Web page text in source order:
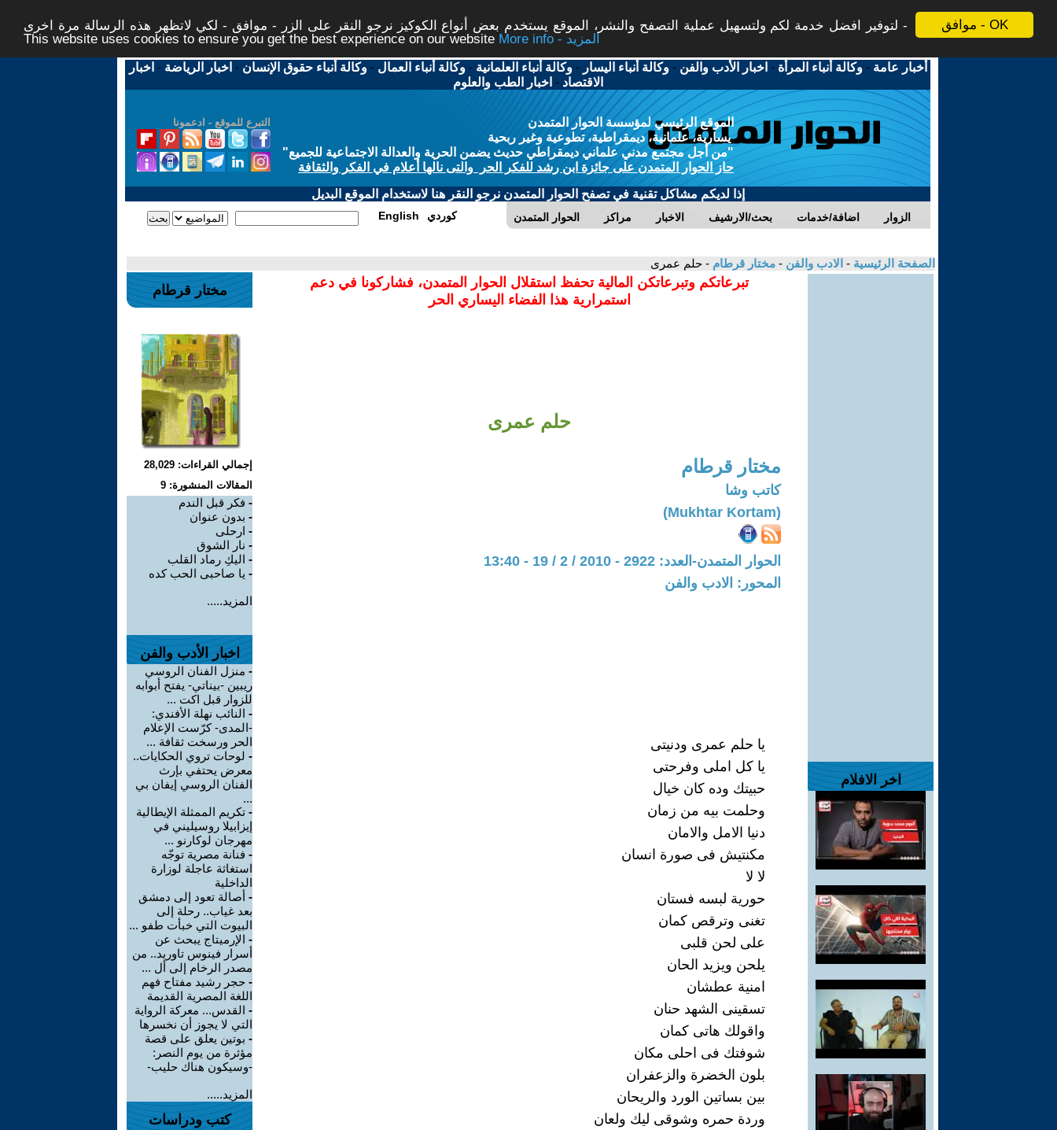
موافق - OK
لتوفير افضل خدمة لكم ولتسهيل عملية التصفح والنشر، الموقع يستخدم بعض أنواع الكوكيز نرجو النقر على الزر - موافق - لكي لاتظهر هذه الرسالة مرة اخرى -
This website uses cookies to ensure you get the best experience on our website
More info - المزيد
أخبار عامة -وكالة أنباء المرأة - اخبار الأدب والفن -وكالة أنباء اليسار -وكالة أنباء العلمانية -وكالة أنباء العمال -وكالة أنباء حقوق الإنسان - اخبار الرياضة - اخبار
الاقتصاد - اخبار الطب والعلوم
التبرع للموقع - ادعمونا
الموقع الرئيسي لمؤسسة الحوار المتمدن
يسارية، علمانية، ديمقراطية، تطوعية وغير ربحية
"من أجل مجتمع مدني علماني ديمقراطي حديث يضمن الحرية والعدالة الاجتماعية للجميع"
حاز الحوار المتمدن على جائزة ابن رشد للفكر الحر والتى نالها أعلام في الفكر والثقافة
إذا لديكم مشاكل تقنية في تصفح الحوار المتمدن نرجو النقر هنا لاستخدام الموقع البديل
الحوار المتمدن مراكز الاخبار بحث/الارشيف اضافة/خدمات الزوار English كوردي
الصفحة الرئيسية - الادب والفن - مختار قرطام - حلم عمرى
اخر الافلام
تبرعاتكم وتبرعاتكن المالية تحفظ استقلال الحوار المتمدن، فشاركونا في دعم
استمرارية هذا الفضاء اليساري الحر
حلم عمرى
مختار قرطام
كاتب وشا
(Mukhtar Kortam)
الحوار المتمدن-العدد: 2922 - 2010 / 2 / 19 - 13:40
المحور: الادب والفن
يا حلم عمرى ودنيتى
يا كل املى وفرحتى
حبيتك وده كان خيال
وحلمت بيه من زمان
دنيا الامل والامان
مكنتيش فى صورة انسان
لا لا
حورية لبسه فستان
تغنى وترقص كمان
على لحن قلبى
يلحن ويزيد الحان
امنية عطشان
تسقينى الشهد حنان
واقولك هاتى كمان
شوفتك فى احلى مكان
بلون الخضرة والزعفران
بين بساتين الورد والريحان
وردة حمره وشوقى ليك ولعان
مختار قرطام
إجمالي القراءات: 28,029
المقالات المنشورة: 9
- فكر قبل الندم
- بدون عنوان
- ارحلى
- نار الشوق
- اليكِ رماد القلب
- يا صاحبى الحب كده
المزيد.....
اخبار الأدب والفن
- منزل الفنان الروسي
ريبين -بيناتي- يفتح أبوابه
للزوار قبل اكت ...
- النائب نهلة الأفندي:
-المدى- كرّست الإعلام
الحر ورسخت ثقافة ...
- لوحات تروي الحكايات..
معرض يحتفي بإرث
الفنان الروسي إيفان بي
...
- تكريم الممثلة الإيطالية
إيزابيلا روسيليني في
مهرجان لوكارنو ...
- فنانة مصرية توجّه
استغاثة عاجلة لوزارة
الداخلية
- أصالة تعود إلى دمشق
بعد غياب.. رحلة إلى
البيوت التي خبأت طفو ...
- الإرميتاج يبحث عن
أسرار فينوس تاوريد.. من
مصدر الرخام إلى أل ...
- حجر رشيد مفتاح فهم
اللغة المصرية القديمة
- القدس... معركة الرواية
التي لا يجوز أن نخسرها
- بوتين يعلق على قصة
مؤثرة من يوم النصر:
-وسيكون هناك حليب-
المزيد.....
كتب ودراسات